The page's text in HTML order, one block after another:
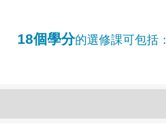
Right
Text
18個學分的選修課可包括：